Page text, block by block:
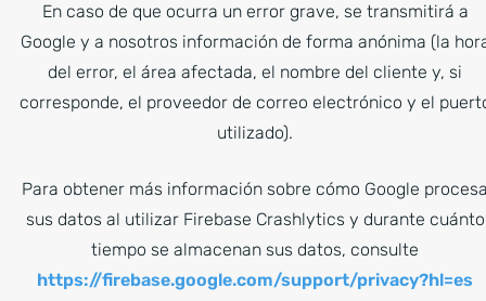
En caso de que ocurra un error grave, se transmitirá a
Google y a nosotros información de forma anónima (la
del error, el área afectada, el nombre del cliente y, si
corresponde, el proveedor de correo electrónico y el
utilizado).
Para obtener más información sobre cómo Google
sus datos al utilizar Firebase Crashlytics y durante cuánto
tiempo se almacenan sus datos, consulte
https://firebase.google.com/support/privacy?hl=es